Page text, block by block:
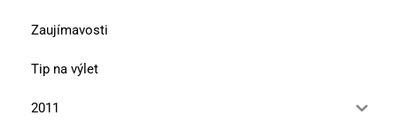
Zaujímavosti
Tip na výlet
2011